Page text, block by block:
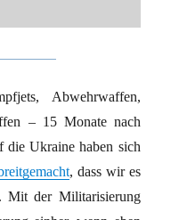
Abwehrwaffen,
– 15 Monate nach
die Ukraine haben sich
, dass wir es
Mit der Militarisierung